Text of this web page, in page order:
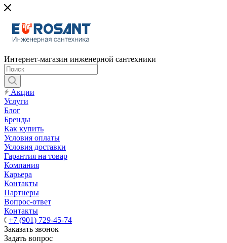
Интернет-магазин инженерной сантехники
Акции
Услуги
Блог
Бренды
Как купить
Условия оплаты
Условия доставки
Гарантия на товар
Компания
Карьера
Контакты
Партнеры
Вопрос-ответ
Контакты
+7 (901) 729-45-74
Заказать звонок
Задать вопрос